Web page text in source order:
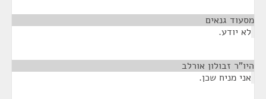
מסעוד גנאים
לא יודע.
היו"ר זבולון אורלב
אני מניח שכן.